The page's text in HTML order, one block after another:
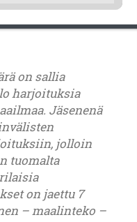
on sallia
harjoituksia
Jäsenenä
jolloin
tuomalta
on jaettu 7
– maalinteko –